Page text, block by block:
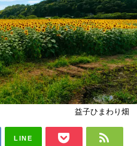
益子ひまわり畑
LINE